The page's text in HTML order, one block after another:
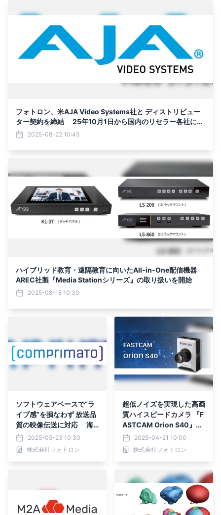
フォトロン、米AJA Video Systems社と ディストリビュー
ター契約を締結 25年10月1日から国内のリセラー各社に対
して製品販売を開始
2025-08-22 10:45
ハイブリッド教育・遠隔教育に向いたAll-in-One配信機器
AREC社製『Media Stationシリーズ』の取り扱いを開始
2025-08-18 10:30
ソフトウェアベースで“ラ
イブ感”を損なわず 放送品
質の映像伝送に対応 海
外のスポーツ大会で実績多
数の チェコ・Comprimat
o社製品を取り扱い開始
2025-05-23 10:30
株式会社フォトロン
超低ノイズを実現した高画
質ハイスピードカメラ 『F
ASTCAM Orion S40』20
25年4月21日発売
2025-04-21 10:00
株式会社フォトロン